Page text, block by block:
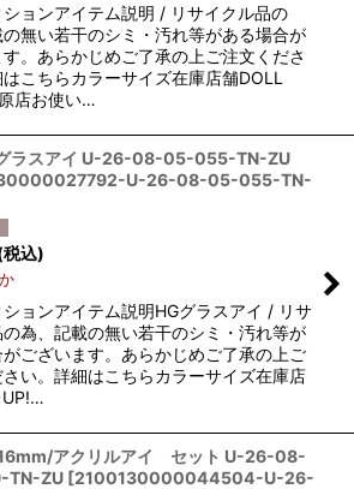
ションアイテム説明 / リサイクル品の
無い若干のシミ・汚れ等がある場合が
す。あらかじめご了承の上ご注文くださ
こちらカラーサイズ在庫店舗DOLL
店お使い…
ラスアイ U-26-08-05-055-TN-ZU
U-26-08-05-055-TN-
税込)
ションアイテム説明HGグラスアイ / リサ
の為、記載の無い若干のシミ・汚れ等が
ございます。あらかじめご了承の上ご
い。詳細はこちらカラーサイズ在庫店
UP!…
アクリルアイ セット U-26-08-
TN-ZU [2100130000044504-U-26-